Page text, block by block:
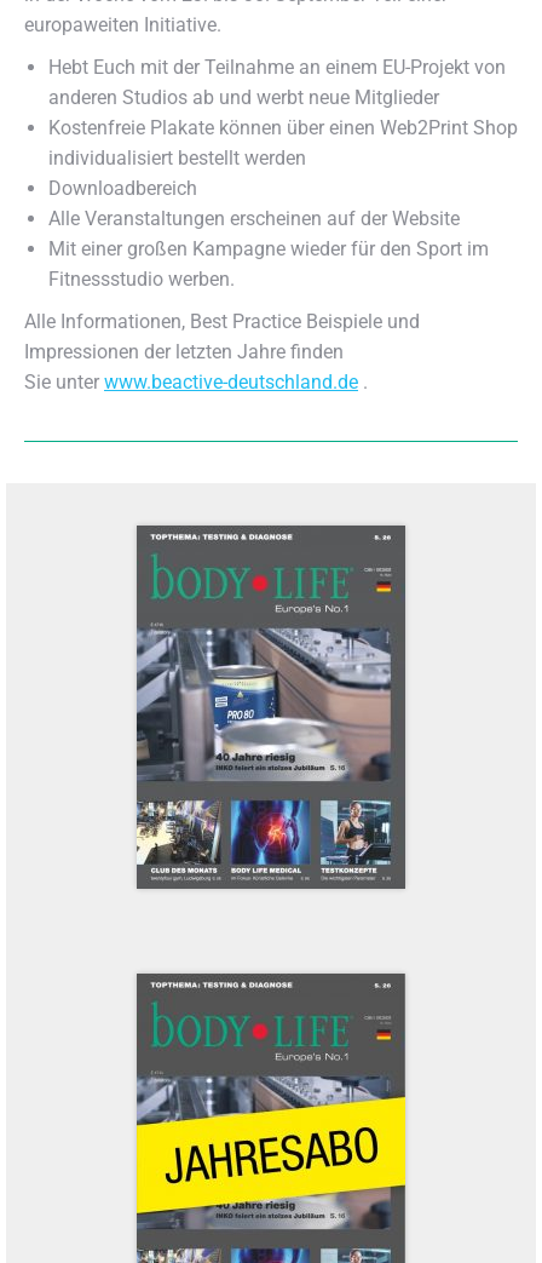
europaweiten Initiative.
Hebt Euch mit der Teilnahme an einem EU-Projekt von
anderen Studios ab und werbt neue Mitglieder
Kostenfreie Plakate können über einen Web2Print Shop
individualisiert bestellt werden
Downloadbereich
Alle Veranstaltungen erscheinen auf der Website
Mit einer großen Kampagne wieder für den Sport im
Fitnessstudio werben.
Alle Informationen, Best Practice Beispiele und
Impressionen der letzten Jahre finden
Sie unter www.beactive-deutschland.de .